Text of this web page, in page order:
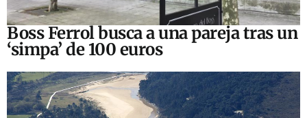
Boss Ferrol busca a una pareja tras un
‘simpa’ de 100 euros